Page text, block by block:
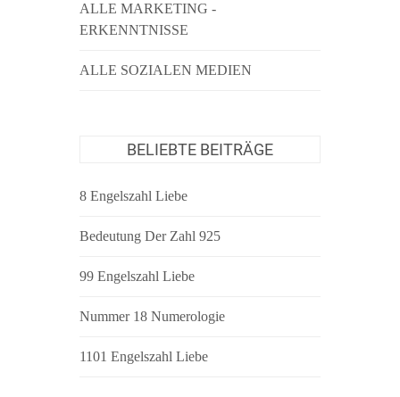
ALLE MARKETING -
ERKENNTNISSE
ALLE SOZIALEN MEDIEN
BELIEBTE BEITRÄGE
8 Engelszahl Liebe
Bedeutung Der Zahl 925
99 Engelszahl Liebe
Nummer 18 Numerologie
1101 Engelszahl Liebe